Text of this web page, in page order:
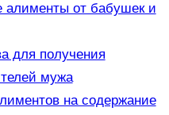
от бабушек и
для получения
мужа
на содержание